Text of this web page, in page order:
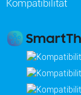
Kompatibilität